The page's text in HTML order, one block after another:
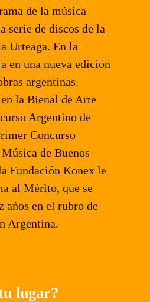
de la música
serie de discos de la
Urteaga. En la
en una nueva edición
argentinas.
la Bienal de Arte
Argentino de
Concurso
de Buenos
Fundación Konex le
al Mérito, que se
años en el rubro de
Argentina.
lugar?